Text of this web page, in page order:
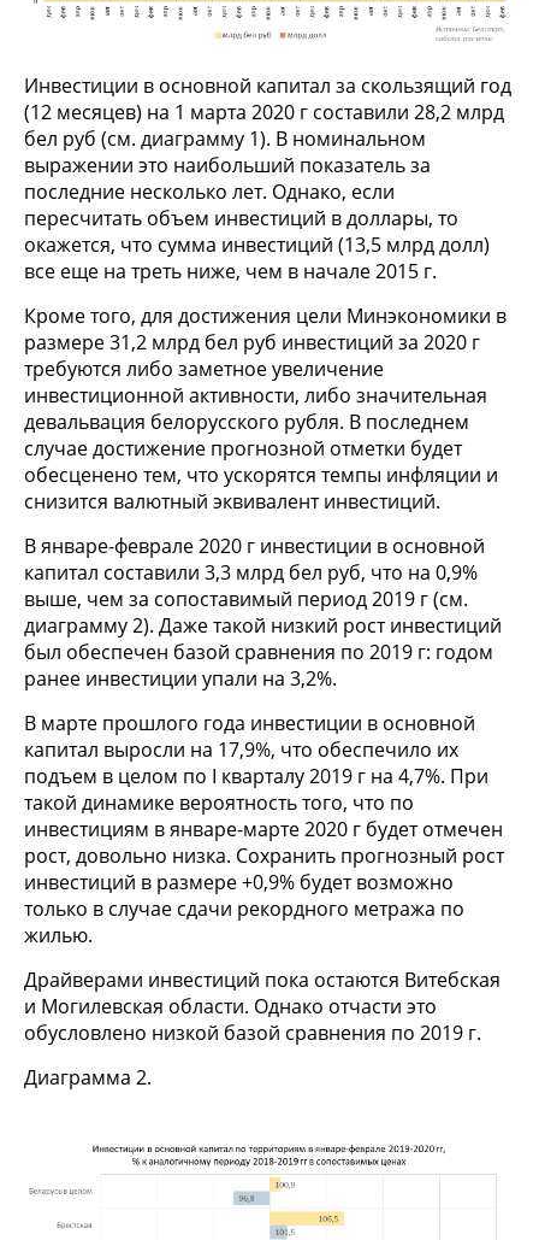
Инвестиции в основной капитал за скользящий год
(12 месяцев) на 1 марта 2020 г составили 28,2 млрд
бел руб (см. диаграмму 1). В номинальном
выражении это наибольший показатель за
последние несколько лет. Однако, если
пересчитать объем инвестиций в доллары, то
окажется, что сумма инвестиций (13,5 млрд долл)
все еще на треть ниже, чем в начале 2015 г.
Кроме того, для достижения цели Минэкономики в
размере 31,2 млрд бел руб инвестиций за 2020 г
требуются либо заметное увеличение
инвестиционной активности, либо значительная
девальвация белорусского рубля. В последнем
случае достижение прогнозной отметки будет
обесценено тем, что ускорятся темпы инфляции и
снизится валютный эквивалент инвестиций.
В январе-феврале 2020 г инвестиции в основной
капитал составили 3,3 млрд бел руб, что на 0,9%
выше, чем за сопоставимый период 2019 г (см.
диаграмму 2). Даже такой низкий рост инвестиций
был обеспечен базой сравнения по 2019 г: годом
ранее инвестиции упали на 3,2%.
В марте прошлого года инвестиции в основной
капитал выросли на 17,9%, что обеспечило их
подъем в целом по I кварталу 2019 г на 4,7%. При
такой динамике вероятность того, что по
инвестициям в январе-марте 2020 г будет отмечен
рост, довольно низка. Сохранить прогнозный рост
инвестиций в размере +0,9% будет возможно
только в случае сдачи рекордного метража по
жилью.
Драйверами инвестиций пока остаются Витебская
и Могилевская области. Однако отчасти это
обусловлено низкой базой сравнения по 2019 г.
Диаграмма 2.